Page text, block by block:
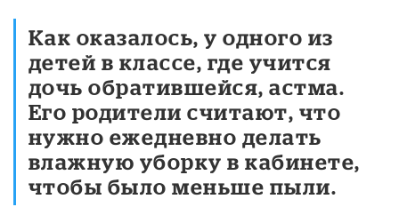
Как оказалось, у одного из
детей в классе, где учится
дочь обратившейся, астма.
Его родители считают, что
нужно ежедневно делать
влажную уборку в кабинете,
чтобы было меньше пыли.